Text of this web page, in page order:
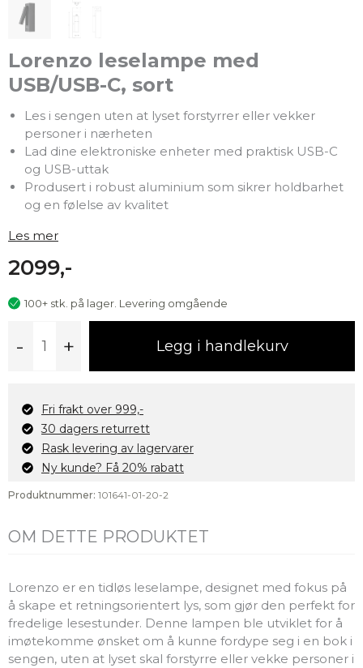
Lorenzo leselampe med
USB/USB-C, sort
Les i sengen uten at lyset forstyrrer eller vekker
personer i nærheten
Lad dine elektroniske enheter med praktisk USB-C
og USB-uttak
Produsert i robust aluminium som sikrer holdbarhet
og en følelse av kvalitet
Les mer
2099,-
100+ stk. på lager. Levering omgående
-
leselampe
sort
antall
+ Legg i handlekurv
Fri frakt over 999,-
30 dagers returrett
Rask levering av lagervarer
Ny kunde? Få 20% rabatt
Produktnummer: 101641-01-20-2
OM DETTE PRODUKTET
Lorenzo er en tidløs leselampe, designet med fokus på
å skape et retningsorientert lys, som gjør den perfekt for
fredelige lesestunder. Denne lampen ble utviklet for å
imøtekomme ønsket om å kunne fordype seg i en bok i
sengen, uten at lyset skal forstyrre eller vekke personer i